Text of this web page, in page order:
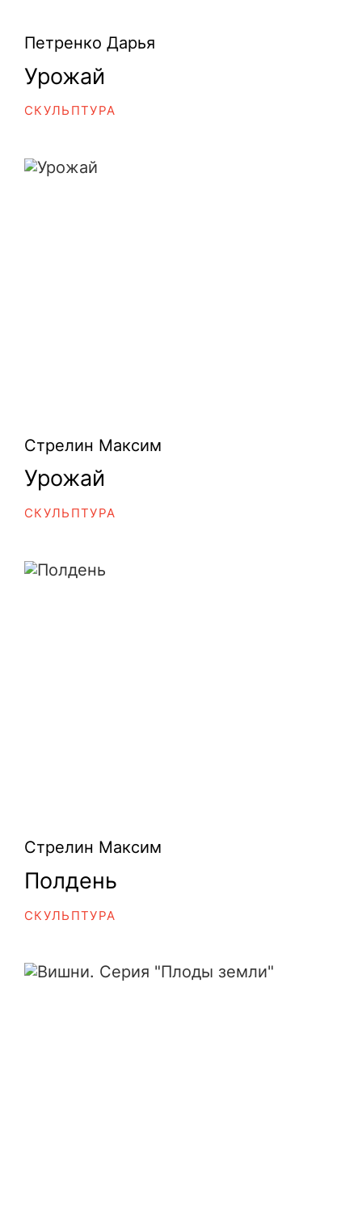
Петренко Дарья
Урожай
СКУЛЬПТУРА
Урожай
Стрелин Максим
Урожай
СКУЛЬПТУРА
Полдень
Стрелин Максим
Полдень
СКУЛЬПТУРА
Вишни. Серия "Плоды земли"